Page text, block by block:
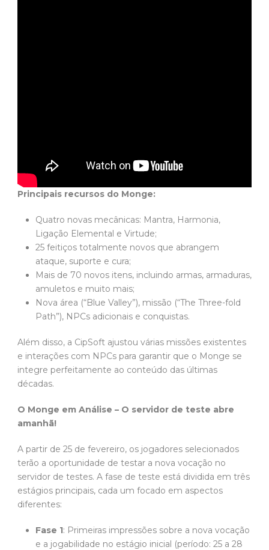
Principais recursos do Monge:
Quatro novas mecânicas: Mantra, Harmonia,
Ligação Elemental e Virtude;
25 feitiços totalmente novos que abrangem
ataque, suporte e cura;
Mais de 70 novos itens, incluindo armas, armaduras,
amuletos e muito mais;
Nova área (“Blue Valley”), missão (“The Three-fold
Path”), NPCs adicionais e conquistas.
Além disso, a CipSoft ajustou várias missões existentes
e interações com NPCs para garantir que o Monge se
integre perfeitamente ao conteúdo das últimas
décadas.
O Monge em Análise – O servidor de teste abre
amanhã!
A partir de 25 de fevereiro, os jogadores selecionados
terão a oportunidade de testar a nova vocação no
servidor de testes. A fase de teste está dividida em três
estágios principais, cada um focado em aspectos
diferentes:
Fase 1: Primeiras impressões sobre a nova vocação
e a jogabilidade no estágio inicial (período: 25 a 28